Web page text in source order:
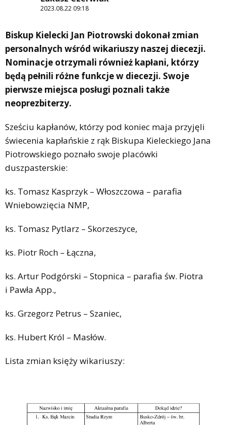
2023.08.22 09:18
Biskup Kielecki Jan Piotrowski dokonał zmian
personalnych wśród wikariuszy naszej diecezji.
Nominacje otrzymali również kapłani, którzy
będą pełnili różne funkcje w diecezji. Swoje
pierwsze miejsca posługi poznali także
neoprezbiterzy.
Sześciu kapłanów, którzy pod koniec maja przyjęli
świecenia kapłańskie z rąk Biskupa Kieleckiego Jana
Piotrowskiego poznało swoje placówki
duszpasterskie:
ks. Tomasz Kasprzyk – Włoszczowa – parafia
Wniebowzięcia NMP,
ks. Tomasz Pytlarz – Skorzeszyce,
ks. Piotr Roch – Łączna,
ks. Artur Podgórski – Stopnica – parafia św. Piotra
i Pawła App.,
ks. Grzegorz Petrus – Szaniec,
ks. Hubert Król – Masłów.
Lista zmian księży wikariuszy: